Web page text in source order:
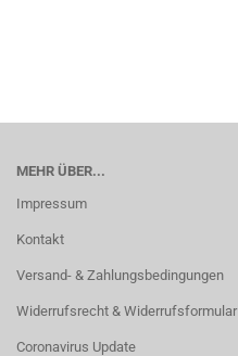
MEHR ÜBER...
Impressum
Kontakt
Versand- & Zahlungsbedingungen
Widerrufsrecht & Widerrufsformular
Coronavirus Update